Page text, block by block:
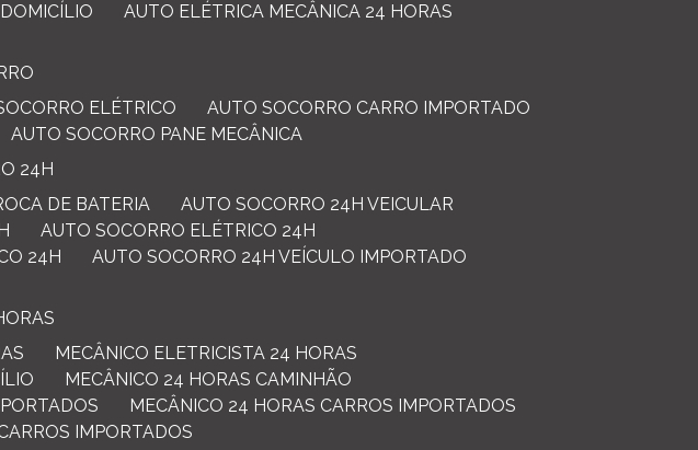
AUTO ELÉTRICA MECÂNICA 24 HORAS
ELÉTRICO
AUTO SOCORRO CARRO IMPORTADO
AUTO SOCORRO PANE MECÂNICA
24H
DE BATERIA
AUTO SOCORRO 24H VEICULAR
AUTO SOCORRO ELÉTRICO 24H
24H
AUTO SOCORRO 24H VEÍCULO IMPORTADO
MECÂNICO ELETRICISTA 24 HORAS
MECÂNICO 24 HORAS CAMINHÃO
MECÂNICO 24 HORAS CARROS IMPORTADOS
IMPORTADOS